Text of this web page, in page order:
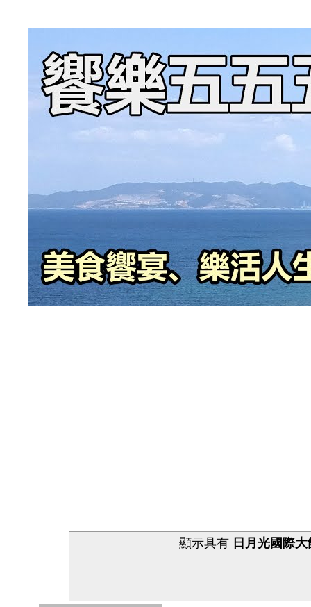
顯示具有 日月光國際大